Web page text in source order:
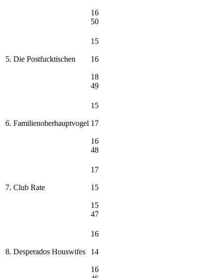
16
50
5. Die Postfucktischen
15
16
18
49
6. Familienoberhauptvogel
15
17
16
48
7. Club Rate
17
15
15
47
8. Desperados Houswifes
16
14
16